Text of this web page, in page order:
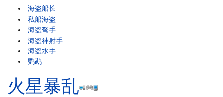
海盗船长
私船海盗
海盗弩手
海盗神射手
海盗水手
鹦鹉
火星暴乱